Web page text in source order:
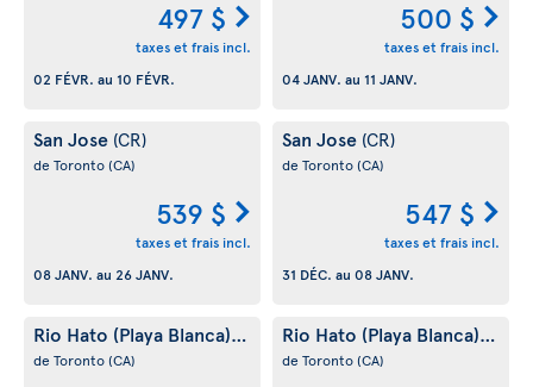
497 $
taxes et frais incl.
02 FÉVR. au 10 FÉVR.
500 $
taxes et frais incl.
04 JANV. au 11 JANV.
San Jose (CR)
de Toronto(CA)
539 $
taxes et frais incl.
08 JANV. au 26 JANV.
San Jose (CR)
de Toronto(CA)
547 $
taxes et frais incl.
31 DÉC. au 08 JANV.
Rio Hato (Playa Blanca)(PA)
de Toronto(CA)
Rio Hato (Playa Blanca)(PA)
de Toronto(CA)